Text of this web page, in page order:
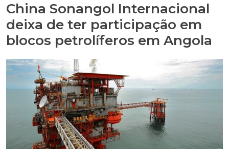
China Sonangol Internacional
deixa de ter participação em
blocos petrolíferos em Angola